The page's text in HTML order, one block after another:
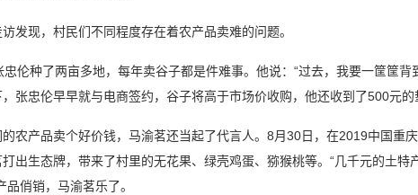
现，村民们不同程度存在着农产品卖难的问题。
种了两亩多地，每年卖谷子都是件难事。他说：“过去，我要一筐筐背
张忠伦早早就与电商签约，谷子将高于市场价收购，他还收到了500元的
产品卖个好价钱，马渝茗还当起了代言人。8月30日，在2019中国重庆
出生态牌，带来了村里的无花果、绿壳鸡蛋、猕猴桃等。“几千元的土
品俏销，马渝茗乐了。